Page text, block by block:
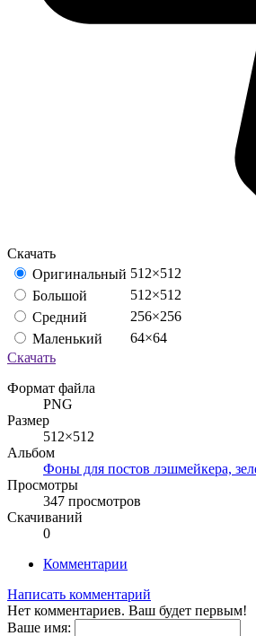
Скачать
Оригинальный 512×512
Большой
512×512
Средний
256×256
Маленький
64×64
Скачать
Формат файла
PNG
Размер
512×512
Альбом
Фоны для постов лэшмейкера,
Просмотры
347 просмотров
Скачиваний
0
Комментарии
Написать комментарий
Нет комментариев. Ваш будет первым!
Ваше имя: